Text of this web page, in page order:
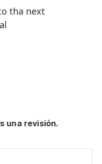
tha next
una revisión.